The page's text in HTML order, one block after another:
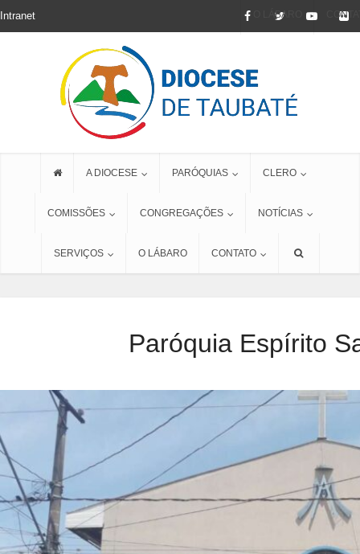
O LÁBARO
Intranet
A DIOCESE PARÓQUIAS CLERO
COMISSÕES CONGREGAÇÕES NOTÍCIAS
SERVIÇOS O LÁBARO CONTATO
Paróquia Espírito